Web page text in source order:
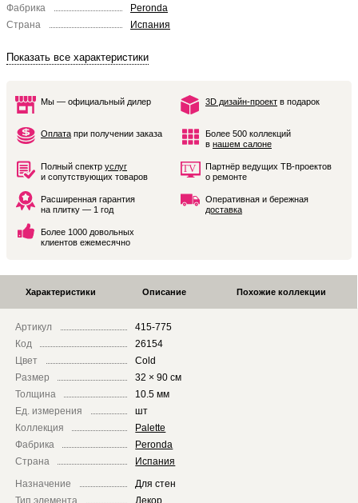
Фабрика
Peronda
Страна
Испания
Показать все характеристики
Мы — официальный дилер 3D дизайн-проект в подарок
Оплата при получении заказа
Более 500 коллекций
в нашем салоне
Полный спектр услуг
и сопутствующих товаров
Партнёр ведущих ТВ-проектов
о ремонте
Расширенная гарантия
на плитку — 1 год
Оперативная и бережная
доставка
Более 1000 довольных
клиентов ежемесячно
Характеристики Описание Похожие коллекции
Артикул
415-775
Код
26154
Цвет
Cold
Размер
32 × 90 см
Толщина
10.5 мм
Ед. измерения
шт
Коллекция
Palette
Фабрика
Peronda
Страна
Испания
Назначение
Для стен
Тип элемента
Декор